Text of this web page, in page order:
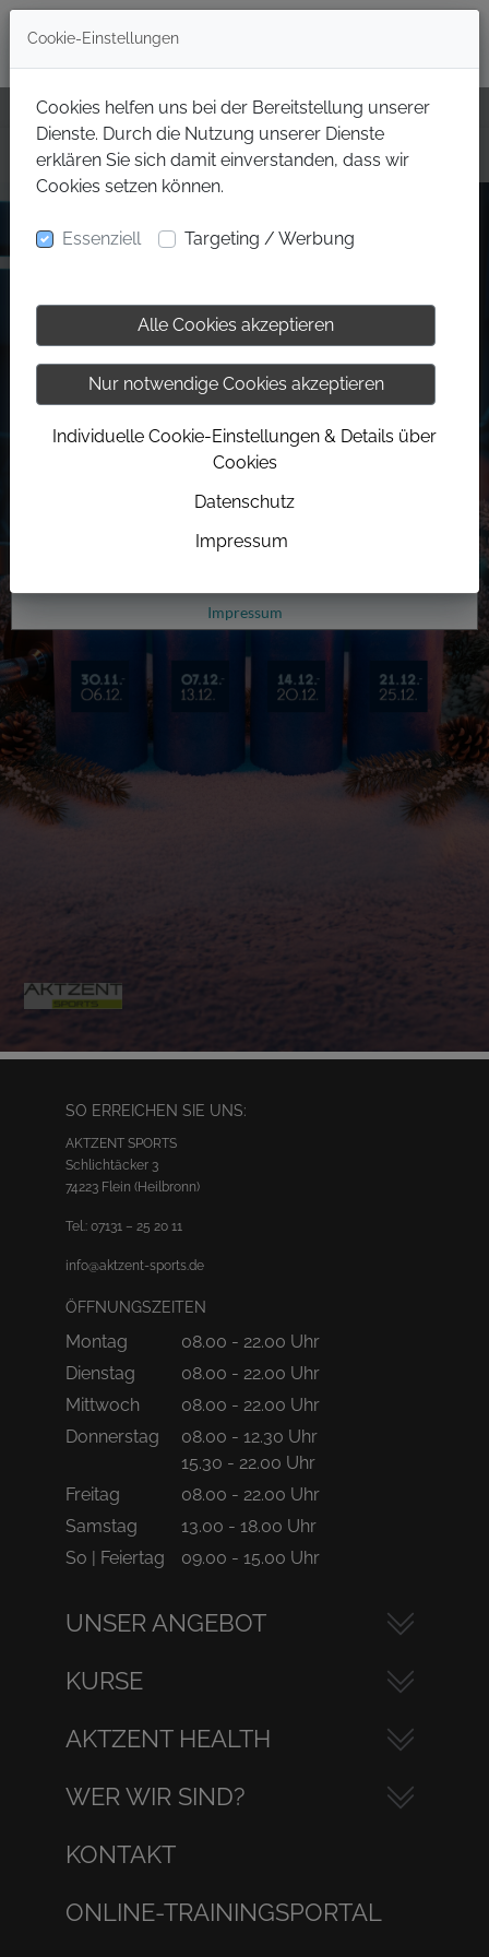
SO ERREICHEN SIE UNS:
AKTZENT SPORTS
Schlichtäcker 3
74223 Flein (Heilbronn)
Tel.: 07131 – 25 20 11
info@aktzent-sports.de
UNSER ANGEBOT
KURSE
AKTZENT HEALTH
ÖFFNUNGSZEITEN
Montag
08.00 - 22.00 Uhr
Dienstag
08.00 - 22.00 Uhr
Mittwoch
08.00 - 22.00 Uhr
Donnerstag
08.00 - 12.30 Uhr
15.30 - 22.00 Uhr
Freitag
08.00 - 22.00 Uhr
Samstag
13.00 - 18.00 Uhr
So | Feiertag
09.00 - 15.00 Uhr
WER WIR SIND?
KONTAKT
ONLINE-TRAININGSPORTAL
Cookie-Einstellungen
Cookies helfen uns bei der Bereitstellung unserer
Dienste. Durch die Nutzung unserer Dienste
erklären Sie sich damit einverstanden, dass wir
Cookies setzen können.
Essenziell Targeting / Werbung
Alle Cookies akzeptieren
Nur notwendige Cookies akzeptieren
Individuelle Cookie-Einstellungen & Details über
Cookies
Datenschutz
Impressum